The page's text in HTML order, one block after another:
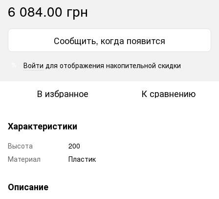
6 084.00 грн
Сообщить, когда появится
Войти для отображения накопительной скидки
В избранное К сравнению
Характеристики
Высота
200
Материал
Пластик
Описание